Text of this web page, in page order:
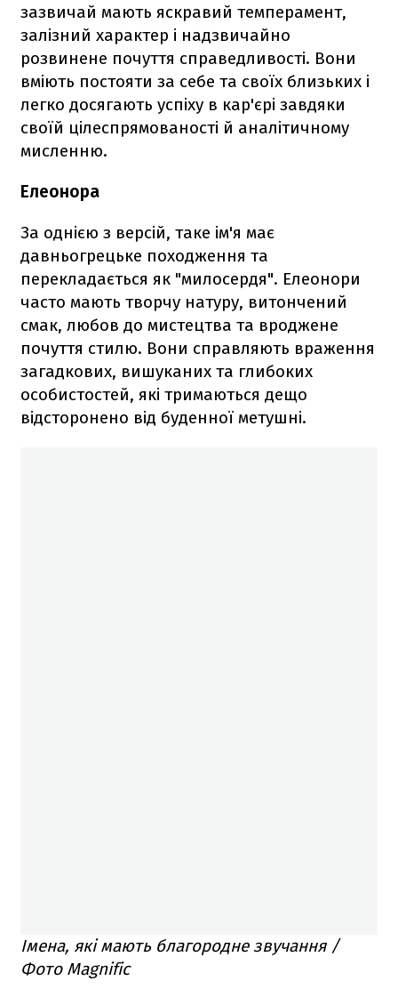
зазвичай мають яскравий темперамент,
залізний характер і надзвичайно
розвинене почуття справедливості. Вони
вміють постояти за себе та своїх близьких і
легко досягають успіху в кар'єрі завдяки
своїй цілеспрямованості й аналітичному
мисленню.
Елеонора
За однією з версій, таке ім'я має
давньогрецьке походження та
перекладається як "милосердя". Елеонори
часто мають творчу натуру, витончений
смак, любов до мистецтва та вроджене
почуття стилю. Вони справляють враження
загадкових, вишуканих та глибоких
особистостей, які тримаються дещо
відсторонено від буденної метушні.
Імена, які мають благородне звучання /
Фото Magnific